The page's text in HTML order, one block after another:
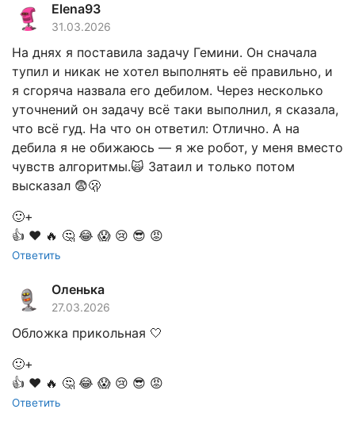
Elena93
31.03.2026
На днях я поставила задачу Гемини. Он сначала
тупил и никак не хотел выполнять её правильно, и
я сгоряча назвала его дебилом. Через несколько
уточнений он задачу всё таки выполнил, я сказала,
что всё гуд. На что он ответил: Отлично. А на
дебила я не обижаюсь — я же робот, у меня вместо
чувств алгоритмы.🙀 Затаил и только потом
высказал 😨🫢
🙂+
👍 ❤️ 🔥 🤔 😂 😱 😢 😎 😡
Ответить
Оленька
27.03.2026
Обложка прикольная 🤍
🙂+
👍 ❤️ 🔥 🤔 😂 😱 😢 😎 😡
Ответить